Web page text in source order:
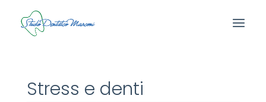
Stress e denti